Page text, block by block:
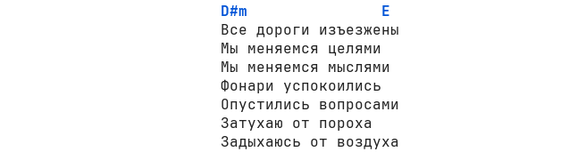
D#m
E
Все дороги изъезжены
Мы меняемся целями
Мы меняемся мыслями
Фонари успокоились
Опустились вопросами
Затухаю от пороха
Задыхаюсь от воздуха